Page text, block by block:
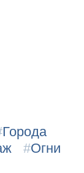
Города
#Огни